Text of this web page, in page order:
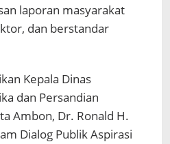
laporan masyarakat
dan berstandar
Kepala Dinas
dan Persandian
Ambon, Dr. Ronald H.
Dialog Publik Aspirasi